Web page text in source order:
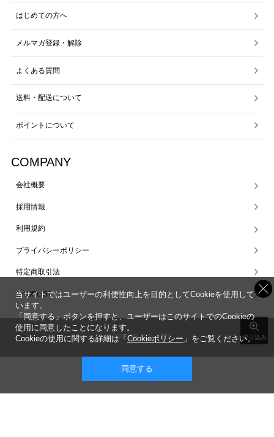
絞り込み
はじめての方へ
メルマガ登録・解除
よくある質問
送料・配送について
ポイントについて
COMPANY
会社概要
採用情報
利用規約
プライバシーポリシー
特定商取引法
SHOPLIST
©ARPEGE CO., LTD.
表示 ： スマートフォン版 |
当サイトではユーザーの利便性向上を目的としてCookieを使用して
います。
「同意する」ボタンを押すと、ユーザーはこのサイトでのCookieの
使用に同意したことになります。
Cookieの使用に関する詳細は「Cookieポリシー 」をご覧ください。
同意する